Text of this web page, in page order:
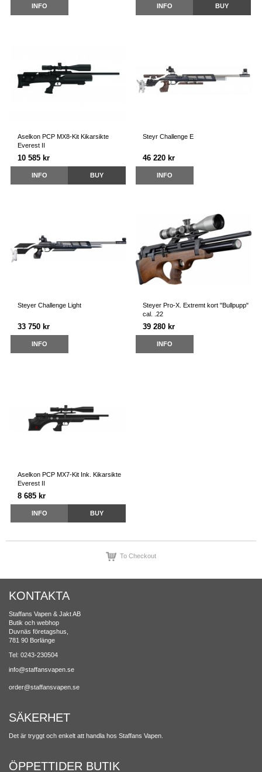
INFO INFO BUY
Aselkon PCP MX8-Kit Kikarsikte
Everest II
10 585 kr
INFO BUY
Steyr Challenge E
46 220 kr
INFO
Steyer Challenge Light
33 750 kr
INFO
Steyer Pro-X. Extremt kort "Bullpupp"
cal. .22
39 280 kr
INFO
Aselkon PCP MX7-Kit Ink. Kikarsikte
Everest II
8 685 kr
INFO BUY
To Checkout
KONTAKTA
Staffans Vapen & Jakt AB
Butik och webhop
Duvnäs företagshus,
781 90 Borlänge
Tel: 0243-230504
info@staffansvapen.se
order@staffansvapen.se
SÄKERHET
Det är tryggt och enkelt att handla hos Staffans Vapen.
ÖPPETTIDER BUTIK